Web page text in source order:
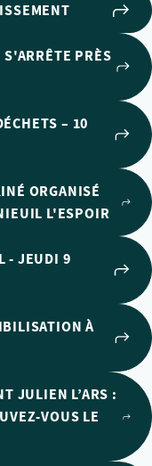
PRÈS
– 10
ORGANISÉ
L'ESPOIR
- JEUDI 9
À
JULIEN L’ARS :
VOUS LE